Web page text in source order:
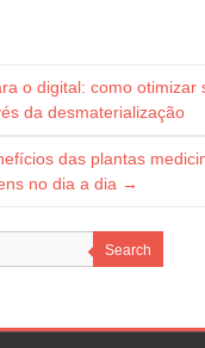
o digital: como otimizar
da desmaterialização
das plantas
no dia a dia →
Search